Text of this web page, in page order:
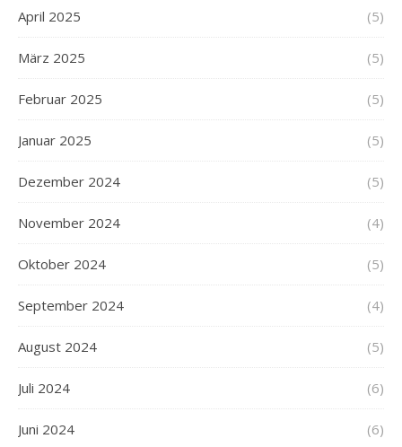
April 2025 (5)
März 2025 (5)
Februar 2025 (5)
Januar 2025 (5)
Dezember 2024 (5)
November 2024 (4)
Oktober 2024 (5)
September 2024 (4)
August 2024 (5)
Juli 2024 (6)
Juni 2024 (6)